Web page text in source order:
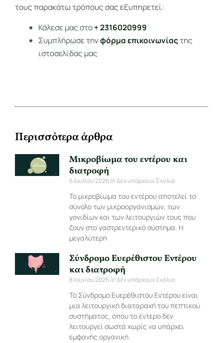
τους παρακάτω τρόπους σας εξυπηρετεί:
Κάλεσε μας στο+ 2316020999
Συμπλήρωσε τηνφόρμα επικοινωνίαςτης
ιστοσελίδας μας
Περισσότερα άρθρα
Μικροβίωμα του εντέρου και
διατροφή
6 Ιουλίου 2026 Δεν υπάρχουν Σχόλια
Το μικροβίωμα του εντέρου αποτελεί το
σύνολο των μικροοργανισμών, των
γονιδίων και των λειτουργιών τους που
ζουν στο γαστρεντερικό σύστημα. Η
μεγαλύτερη
Σύνδρομο Ευερέθιστου Εντέρου
και διατροφή
8 Ιουνίου 2026 Δεν υπάρχουν Σχόλια
Το Σύνδρομο Ευερέθιστου Εντέρου είναι
μια λειτουργική διαταραχή του πεπτικού
συστήματος, όπου το έντερο δεν
λειτουργεί σωστά χωρίς να υπάρχει
εμφανής οργανική